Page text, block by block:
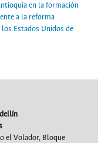
en la formación
a la reforma
Estados Unidos de
el Volador, Bloque